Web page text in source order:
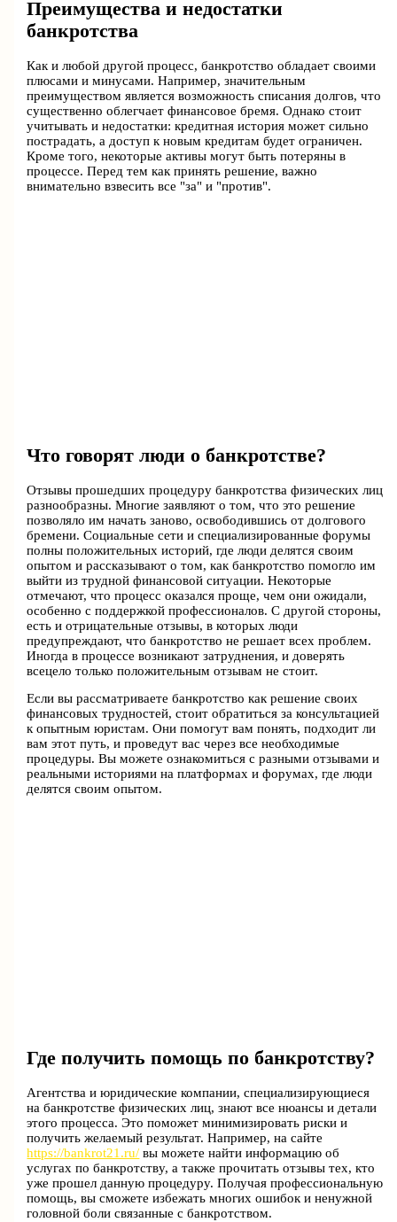
Преимущества и недостатки
банкротства
Как и любой другой процесс, банкротство обладает своими
плюсами и минусами. Например, значительным
преимуществом является возможность списания долгов, что
существенно облегчает финансовое бремя. Однако стоит
учитывать и недостатки: кредитная история может сильно
пострадать, а доступ к новым кредитам будет ограничен.
Кроме того, некоторые активы могут быть потеряны в
процессе. Перед тем как принять решение, важно
внимательно взвесить все "за" и "против".
Что говорят люди о банкротстве?
Отзывы прошедших процедуру банкротства физических лиц
разнообразны. Многие заявляют о том, что это решение
позволяло им начать заново, освободившись от долгового
бремени. Социальные сети и специализированные форумы
полны положительных историй, где люди делятся своим
опытом и рассказывают о том, как банкротство помогло им
выйти из трудной финансовой ситуации. Некоторые
отмечают, что процесс оказался проще, чем они ожидали,
особенно с поддержкой профессионалов. С другой стороны,
есть и отрицательные отзывы, в которых люди
предупреждают, что банкротство не решает всех проблем.
Иногда в процессе возникают затруднения, и доверять
всецело только положительным отзывам не стоит.
Если вы рассматриваете банкротство как решение своих
финансовых трудностей, стоит обратиться за консультацией
к опытным юристам. Они помогут вам понять, подходит ли
вам этот путь, и проведут вас через все необходимые
процедуры. Вы можете ознакомиться с разными отзывами и
реальными историями на платформах и форумах, где люди
делятся своим опытом.
Где получить помощь по банкротству?
Агентства и юридические компании, специализирующиеся
на банкротстве физических лиц, знают все нюансы и детали
этого процесса. Это поможет минимизировать риски и
получить желаемый результат. Например, на сайте
https://bankrot21.ru/ вы можете найти информацию об
услугах по банкротству, а также прочитать отзывы тех, кто
уже прошел данную процедуру. Получая профессиональную
помощь, вы сможете избежать многих ошибок и ненужной
головной боли связанные с банкротством.